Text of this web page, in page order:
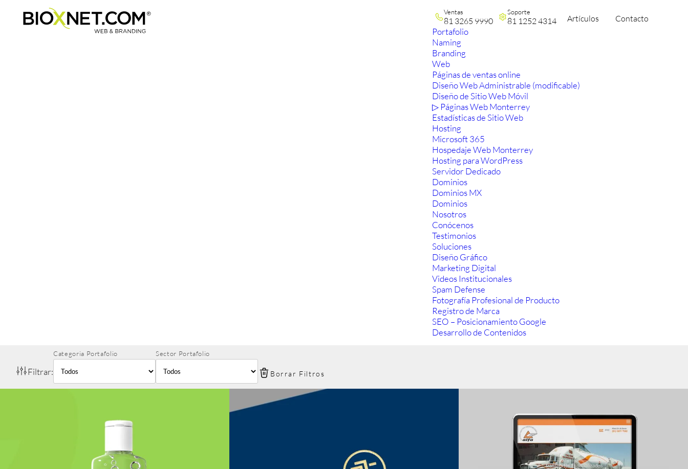
Ventas
81 3265 9990
Soporte
81 1252 4314 Artículos Contacto
Portafolio
Naming
Branding
Web
Páginas de ventas online
Diseño Web Administrable (modificable)
Diseño de Sitio Web Móvil
▷ Páginas Web Monterrey
Estadísticas de Sitio Web
Hosting
Microsoft 365
Hospedaje Web Monterrey
Hosting para WordPress
Servidor Dedicado
Dominios
Dominios MX
Dominios
Nosotros
Conócenos
Testimonios
Soluciones
Diseño Gráfico
Marketing Digital
Videos Institucionales
Spam Defense
Fotografía Profesional de Producto
Registro de Marca
SEO – Posicionamiento Google
Desarrollo de Contenidos
Filtrar:
Categoria Portafolio Sector Portafolio
Borrar Filtros